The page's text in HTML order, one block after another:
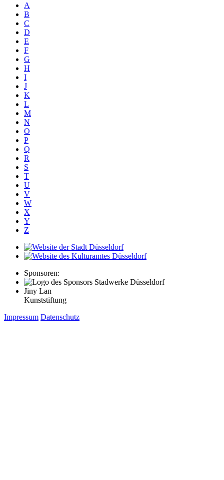
A
B
C
D
E
F
G
H
I
J
K
L
M
N
O
P
Q
R
S
T
U
V
W
X
Y
Z
Sponsoren:
Jiny Lan
Kunststiftung
Impressum Datenschutz